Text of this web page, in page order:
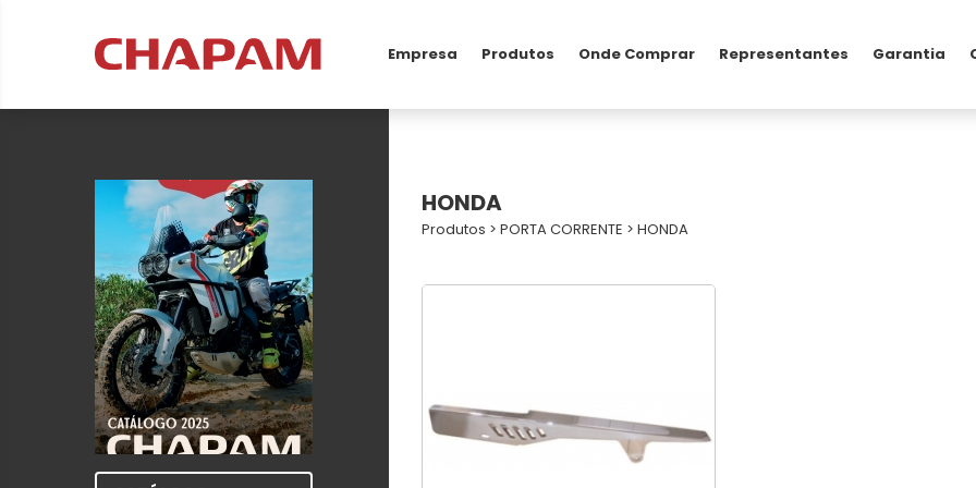
Empresa Produtos Onde Comprar Representantes Garantia
HONDA
Produtos > PORTA CORRENTE > HONDA